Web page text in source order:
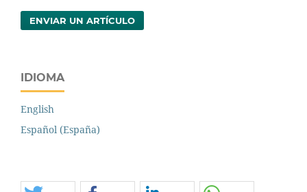
ENVIAR UN ARTÍCULO
IDIOMA
English
Español (España)